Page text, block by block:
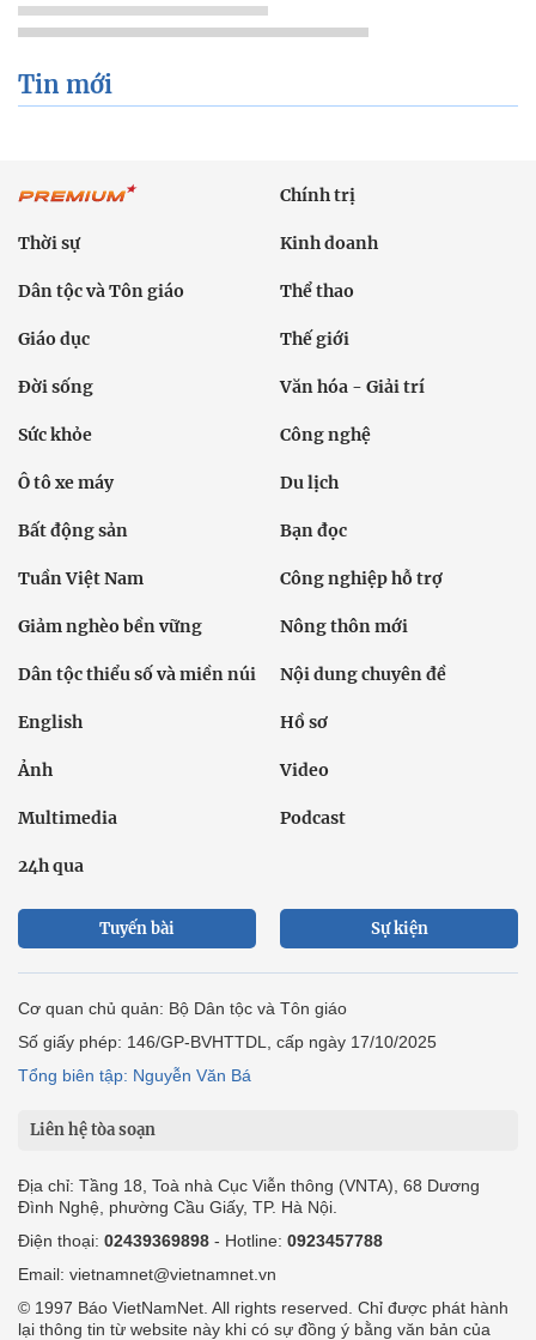
Tin mới
Chính trị
Thời sự Kinh doanh
Dân tộc và Tôn giáo Thể thao
Giáo dục Thế giới
Đời sống Văn hóa - Giải trí
Sức khỏe Công nghệ
Ô tô xe máy Du lịch
Bất động sản Bạn đọc
Tuần Việt Nam Công nghiệp hỗ trợ
Giảm nghèo bền vững Nông thôn mới
Dân tộc thiểu số và miền núi Nội dung chuyên đề
English Hồ sơ
Ảnh Video
Multimedia Podcast
24h qua
Tuyến bài Sự kiện
Cơ quan chủ quản: Bộ Dân tộc và Tôn giáo
Số giấy phép: 146/GP-BVHTTDL, cấp ngày 17/10/2025
Tổng biên tập: Nguyễn Văn Bá
Liên hệ tòa soạn
Địa chỉ: Tầng 18, Toà nhà Cục Viễn thông (VNTA), 68 Dương
Đình Nghệ, phường Cầu Giấy, TP. Hà Nội.
Điện thoại: 02439369898 - Hotline: 0923457788
Email: vietnamnet@vietnamnet.vn
© 1997 Báo VietNamNet. All rights reserved. Chỉ được phát hành
lại thông tin từ website này khi có sự đồng ý bằng văn bản của